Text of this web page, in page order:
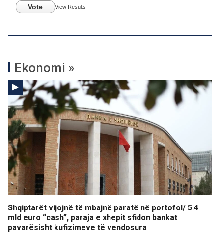
Vote View Results
Ekonomi »
Shqiptarët vijojnë të mbajnë paratë në portofol/ 5.4
mld euro “cash”, paraja e xhepit sfidon bankat
pavarësisht kufizimeve të vendosura